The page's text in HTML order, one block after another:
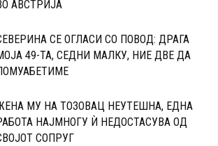
АВСТРИЈА
СЕ ОГЛАСИ СО ПОВОД: ДРАГА
49-ТА, СЕДНИ МАЛКУ, НИЕ ДВЕ ДА
МУ НА ТОЗОВАЦ НЕУТЕШНА, ЕДНА
НАЈМНОГУ Ѝ НЕДОСТАСУВА ОД
СОПРУГ